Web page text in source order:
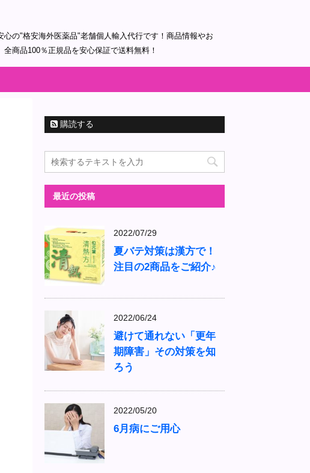
の"格安海外医薬品"老舗個人輸入代行です！商品情報やお
商品100％正規品を安心保証で送料無料！
購読する
最近の投稿
2022/07/29
夏バテ対策は漢方で！
注目の2商品をご紹介♪
2022/06/24
避けて通れない「更年
期障害」その対策を知
ろう
2022/05/20
6月病にご用心